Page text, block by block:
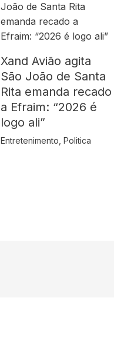
Xand Avião agita
São João de Santa
Rita emanda recado
a Efraim: “2026 é
logo ali”
Entretenimento ,Politica